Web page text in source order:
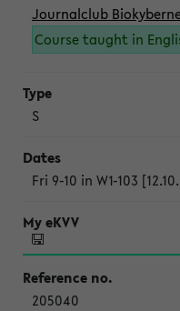
Journalclub
Course taught in
S
Fri 9-10 in W1-103
205040